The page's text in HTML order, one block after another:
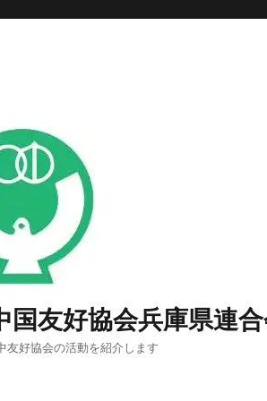
国友好協会兵庫県連
友好協会の活動を紹介します